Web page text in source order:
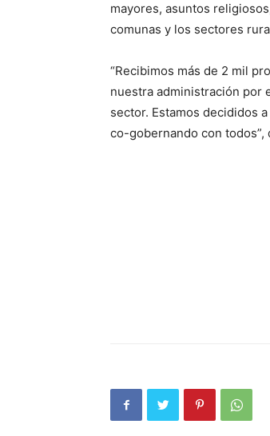
mayores, asuntos
comunas y los sectores
“Recibimos más de 2 mil
nuestra administración por
sector. Estamos decididos
co-gobernando con